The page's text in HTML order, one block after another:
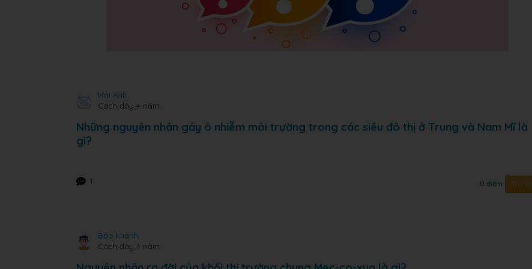
Mai Anh
Cách đây 4 năm
Những nguyên nhân gây ô nhiễm môi trường trong các siêu đô thị ở Trung và Nam Mĩ là
gì?
1 0 điểm Trả lời
Bảo khanh
Cách đây 4 năm